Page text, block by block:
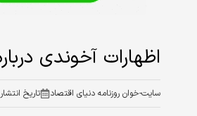
اظهارات آخوندی
سایت-خوان روزنامه دنیای اقتصاد تاریخ